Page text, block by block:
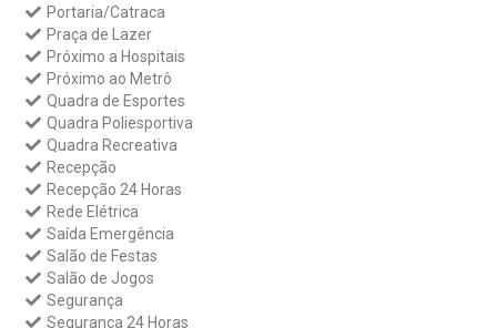
Portaria/Catraca
Praça de Lazer
Próximo a Hospitais
Próximo ao Metrô
Quadra de Esportes
Quadra Poliesportiva
Quadra Recreativa
Recepção
Recepção 24 Horas
Rede Elétrica
Saída Emergência
Salão de Festas
Salão de Jogos
Segurança
Segurança 24 Horas